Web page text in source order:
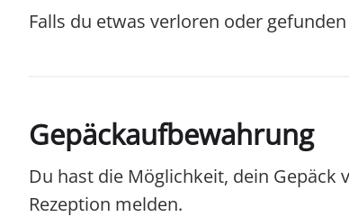
Falls du etwas verloren oder
Gepäckaufbewahrung
Du hast die Möglichkeit, dein Gepäck
Rezeption melden.